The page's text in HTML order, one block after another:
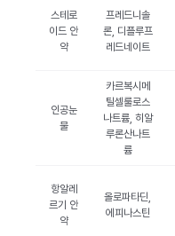
스테로
이드 안
약
프레드니솔
론, 디플루프
레드네이트
인공눈
물
카르복시메
틸셀룰로스
나트륨, 히알
루론산나트
륨
항알레
르기 안
약
올로파타딘,
에피나스틴